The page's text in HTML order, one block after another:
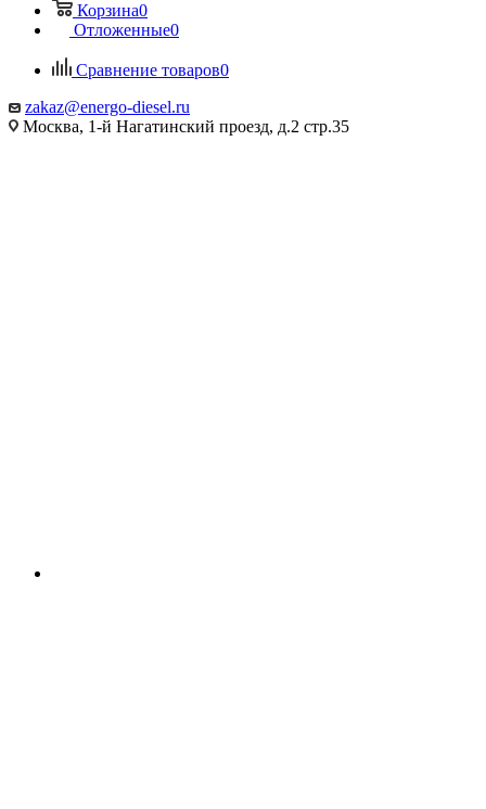
Корзина0
Отложенные0
Сравнение товаров0
zakaz@energo-diesel.ru
Москва, 1-й Нагатинский проезд, д.2 стр.35